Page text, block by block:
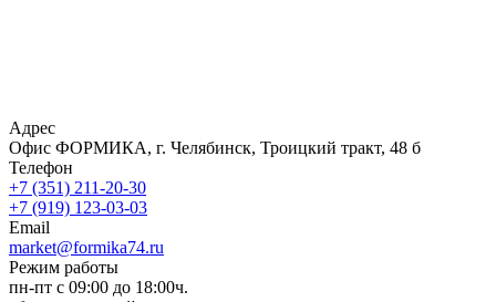
Адрес
Офис ФОРМИКА, г. Челябинск, Троицкий тракт, 48 б
Телефон
+7 (351) 211-20-30
+7 (919) 123-03-03
Email
market@formika74.ru
Режим работы
пн-пт с 09:00 до 18:00ч.